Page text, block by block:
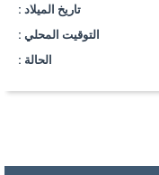
تاريخ الميلاد :
التوقيت المحلي :
الحالة :